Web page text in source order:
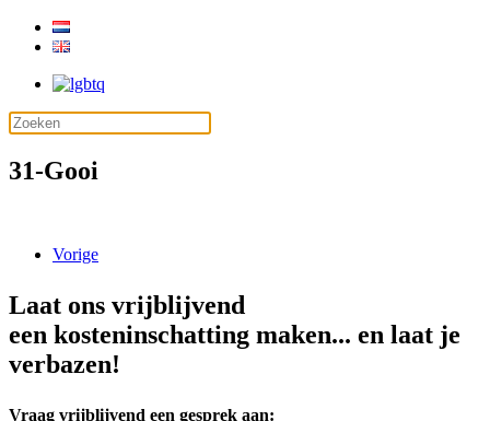
31-Gooi
Vorige
Laat ons vrijblijvend
een kosteninschatting maken... en laat je
verbazen!
Vraag vrijblijvend een gesprek aan: